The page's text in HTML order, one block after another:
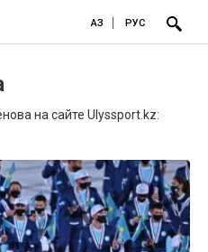
ҚАЗ РУС
на сайте Ulyssport.kz: